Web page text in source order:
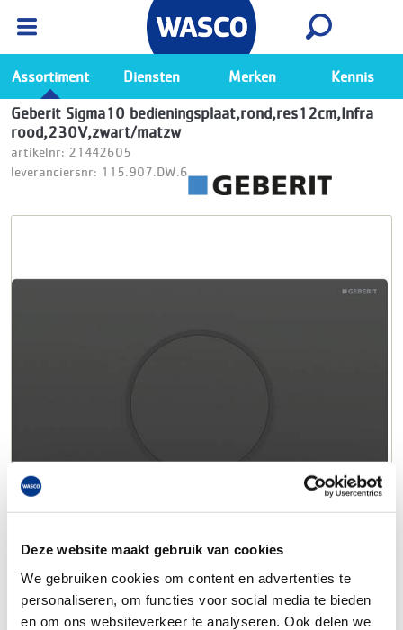
Deze website maakt gebruik van cookies
We gebruiken cookies om content en advertenties te
personaliseren, om functies voor social media te bieden
en om ons websiteverkeer te analyseren. Ook delen we
Ga naar de Wasco app
Bekijk
Assortiment Diensten Merken Kennis
Geberit Sigma10 bedieningsplaat,rond,res12cm,Infra
rood,230V,zwart/matzw
artikelnr: 21442605
leveranciersnr: 115.907.DW.6